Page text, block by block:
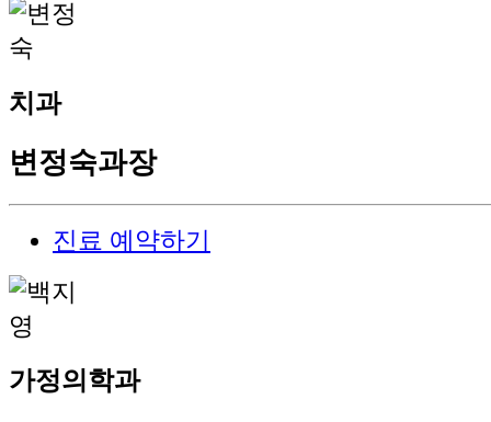
치과
변정숙과장
진료 예약하기
가정의학과